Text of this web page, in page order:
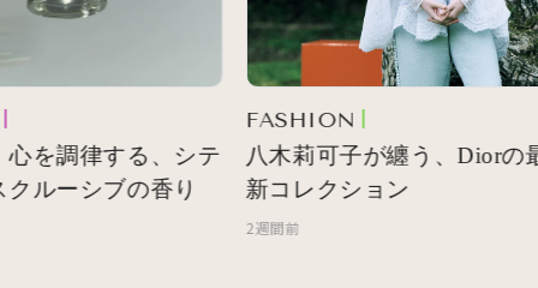
調律する、シテ
ルーシブの香り
FASHION
八木莉可子が纏う、Diorの最
新コレクション
2週間前